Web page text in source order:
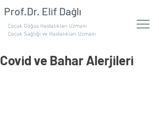
Çocuk Göğüs Hastalıkları Uzmanı
Çocuk Sağlığı ve Hastalıkları Uzmanı
Prof.Dr. Elif Dağlı
Covid ve Bahar Alerjileri